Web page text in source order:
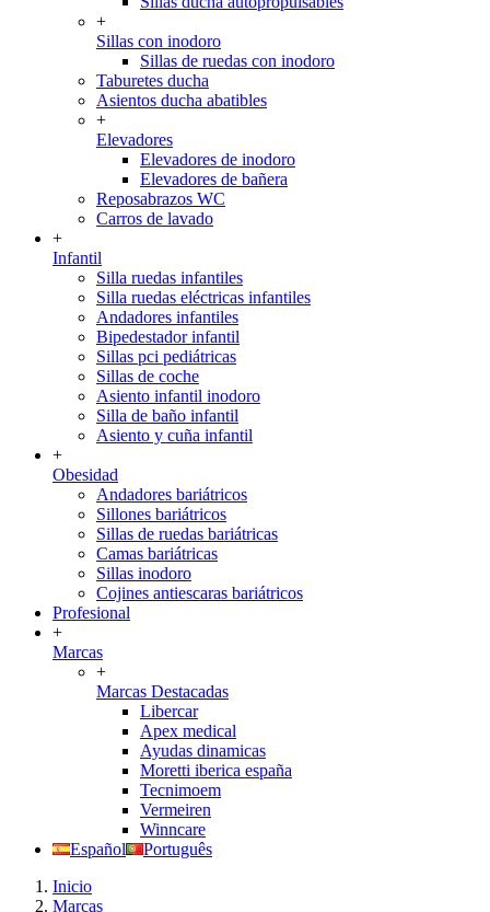
+
Sillas con inodoro
Sillas de ruedas con inodoro
Taburetes ducha
Asientos ducha abatibles
+
Elevadores
Elevadores de inodoro
Elevadores de bañera
Reposabrazos WC
Carros de lavado
+
Infantil
Silla ruedas infantiles
Silla ruedas eléctricas infantiles
Andadores infantiles
Bipedestador infantil
Sillas pci pediátricas
Sillas de coche
Asiento infantil inodoro
Silla de baño infantil
Asiento y cuña infantil
+
Obesidad
Andadores bariátricos
Sillones bariátricos
Sillas de ruedas bariátricas
Camas bariátricas
Sillas inodoro
Cojines antiescaras bariátricos
Profesional
+
Marcas
+
Marcas Destacadas
Libercar
Apex medical
Ayudas dinamicas
Moretti iberica españa
Tecnimoem
Vermeiren
Winncare
Español
Português
Inicio
Marcas